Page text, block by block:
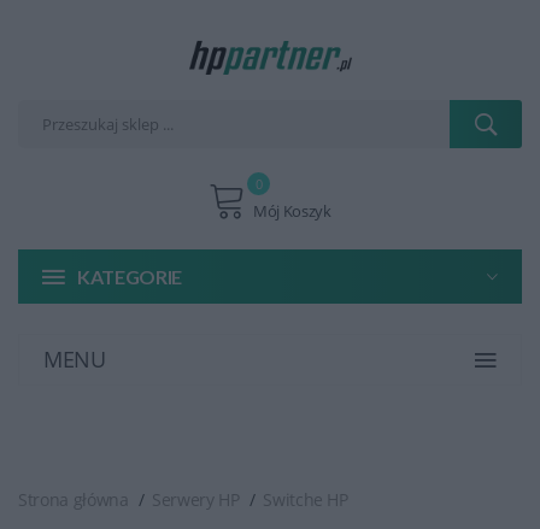
Mój Koszyk
0
KATEGORIE
MENU
Strona główna Serwery HP Switche HP